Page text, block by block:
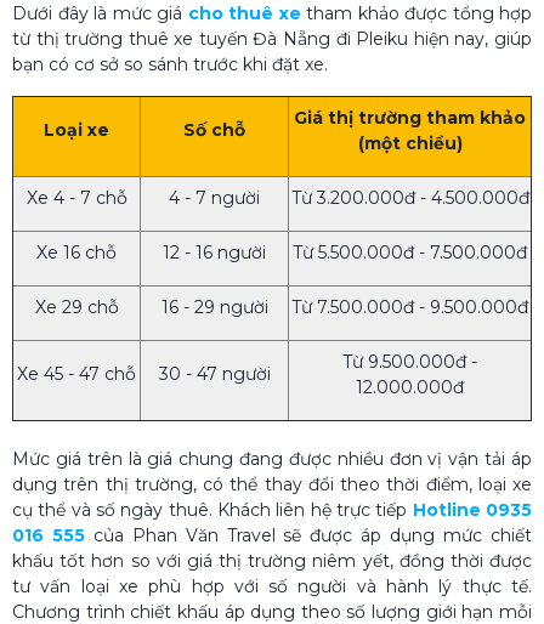
Dưới đây là mức giá cho thuê xe tham khảo được tổng hợp
từ thị trường thuê xe tuyến Đà Nẵng đi Pleiku hiện nay, giúp
bạn có cơ sở so sánh trước khi đặt xe.
Loại xe Số chỗ
Giá thị trường tham khảo
(một chiều)
Xe 4 - 7 chỗ 4 - 7 người Từ 3.200.000đ - 4.500.000đ
Xe 16 chỗ 12 - 16 người Từ 5.500.000đ - 7.500.000đ
Xe 29 chỗ 16 - 29 người Từ 7.500.000đ - 9.500.000đ
Xe 45 - 47 chỗ 30 - 47 người
Từ 9.500.000đ -
12.000.000đ
Mức giá trên là giá chung đang được nhiều đơn vị vận tải áp
dụng trên thị trường, có thể thay đổi theo thời điểm, loại xe
cụ thể và số ngày thuê. Khách liên hệ trực tiếp Hotline 0935
016 555của Phan Văn Travel sẽ được áp dụng mức chiết
khấu tốt hơn so với giá thị trường niêm yết, đồng thời được
tư vấn loại xe phù hợp với số người và hành lý thực tế.
Chương trình chiết khấu áp dụng theo số lượng giới hạn mỗi